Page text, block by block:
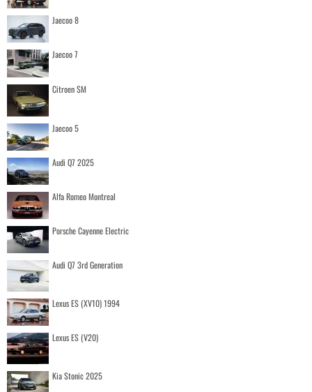
Jaecoo 8
Jaecoo 7
Citroen SM
Jaecoo 5
Audi Q7 2025
Alfa Romeo Montreal
Porsche Cayenne Electric
Audi Q7 3rd Generation
Lexus ES (XV10) 1994
Lexus ES (V20)
Kia Stonic 2025